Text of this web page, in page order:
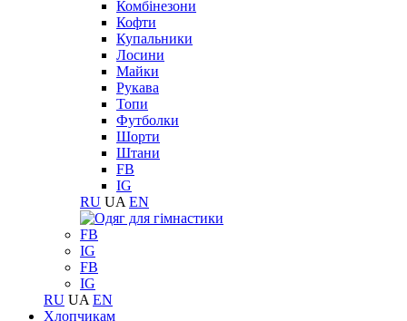
Комбінезони
Кофти
Купальники
Лосини
Майки
Рукава
Топи
Футболки
Шорти
Штани
FB
IG
RU UA EN
FB
IG
FB
IG
RU UA EN
Хлопчикам